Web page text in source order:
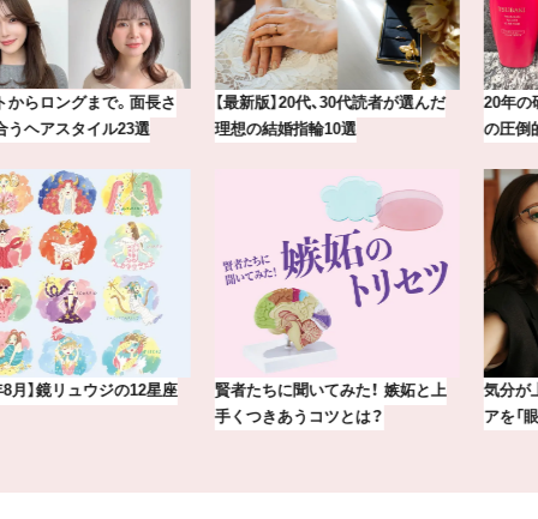
【最新版】20代、30代読者が選んだ
理想の結婚指輪10選
20年の研究が生んだ、『TSUBAKI』
の圧倒的な艶力【エデ…
賢者たちに聞いてみた！ 嫉妬と上
気分が上がる「フルラ」のアイウェ
アを「眼鏡市場」で探して。